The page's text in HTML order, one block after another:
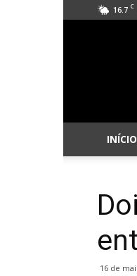
16.7 C
INÍCIO
16 de